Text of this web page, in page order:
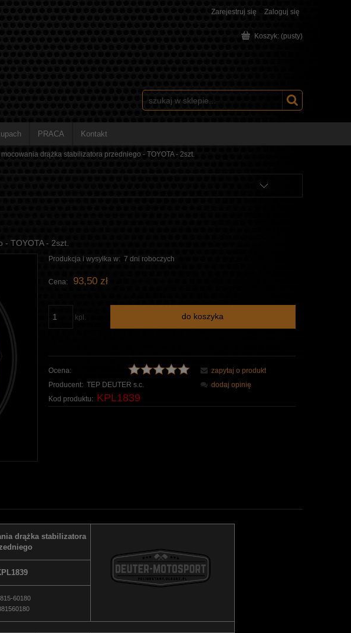
Zarejestruj się Zaloguj się
Koszyk: (pusty)
PRACA Kontakt
drążka stabilizatora przedniego - TOYOTA - 2szt.
TOYOTA - 2szt.
Produkcja i wysyłka w: 7 dni roboczych
Cena: 93,50 zł
kpl. do koszyka
Ocena:
Producent: TEP DEUTER s.c.
Kod produktu: KPL1839
zapytaj o produkt
dodaj opinię
drążka stabilizatora
60180